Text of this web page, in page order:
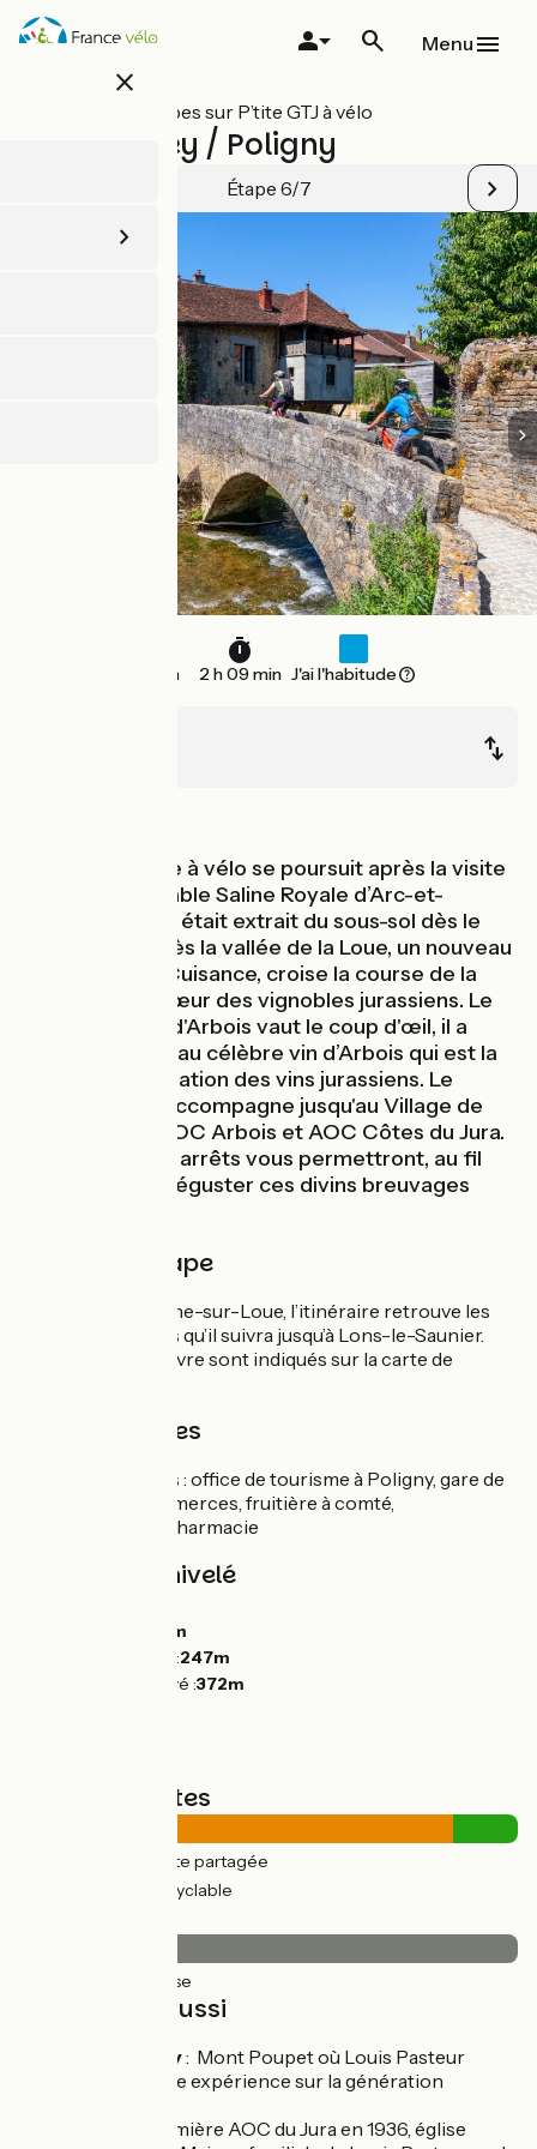
Aller
au
close
Menu
Toutes les étapes sur P’tite GTJ à vélo
Port-Lesney / Poligny
Étape 6/7
32 km 2 h 09 min J'ai l'habitude
Votre itinérance à vélo se poursuit après la visite
de l’incontournable Saline Royale d’Arc-et-
Senans. Le sel y était extrait du sous-sol dès le
XIIIe siècle. Après la vallée de la Loue, un nouveau
cours d'eau, la Cuisance, croise la course de la
Petite GTJ au cœur des vignobles jurassiens. Le
typique village d'Arbois vaut le coup d'œil, il a
donné son nom au célèbre vin d’Arbois qui est la
première appellation des vins jurassiens. Le
vignoble vous accompagne jusqu'au Village de
Poligny entre AOC Arbois et AOC Côtes du Jura.
Quelques brefs arrêts vous permettront, au fil
des caves, de déguster ces divins breuvages
Détail de l'étape
Depuis Champagne-sur-Loue, l’itinéraire retrouve les
circuits jurassiens qu’il suivra jusqu’à Lons-le-Saunier.
Les numéros à suivre sont indiqués sur la carte de
Infos pratiques
Services présents : office de tourisme à Poligny, gare de
Poligny, taxi, commerces, fruitière à comté,
café/restaurant, pharmacie
Pentes et dénivelé
196m
Point le plus bas :247m
Point le plus élevé :372m
Types de routes
(87%) Route partagée
(13%) Voie cyclable
(100%) Lisse
À découvrir aussi
Port Lesney: Mont Poupet où Louis Pasteur
conduisit une expérience sur la génération
: première AOC du Jura en 1936, église